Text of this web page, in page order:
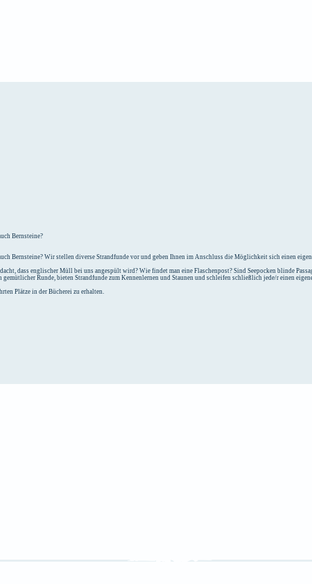
Bernsteine?
Bernsteine? Wir stellen diverse Strandfunde vor und geben Ihnen im Anschluss die Möglichkeit sich einen
dass englischer Müll bei uns angespült wird? Wie findet man eine Flaschenpost? Sind Seepocken blinde
Runde, bieten Strandfunde zum Kennenlernen und Staunen und schleifen schließlich jede/r einen
Plätze in der Bücherei zu erhalten.